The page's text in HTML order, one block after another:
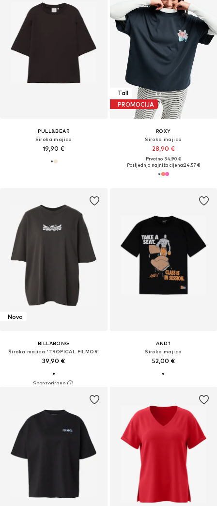
PULL&BEAR
Široka majica
19,90 €
Tall
PROMOCIJA
ROXY
Široka majica
28,90 €
Prvotno: 34,90 €
Posljednja najniža cijena:24,57 €
Novo
BILLABONG
Široka majica 'TROPICAL FILMOR'
39,90 €
AND1
Široka majica
52,00 €